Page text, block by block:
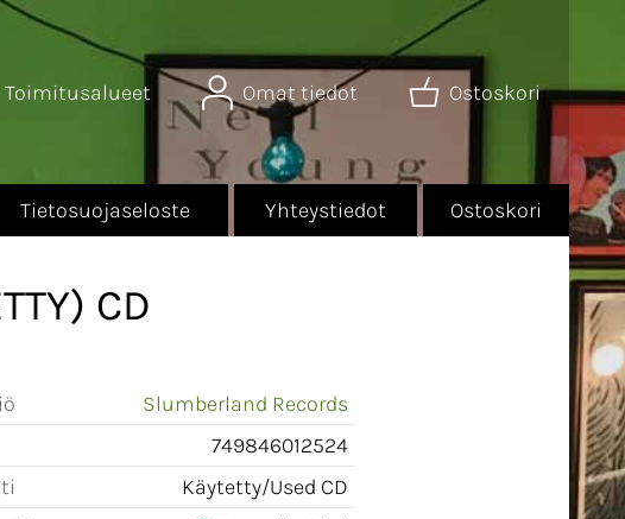
Toimitusalueet Omat tiedot Ostoskori
Tietosuojaseloste Yhteystiedot Ostoskori
CD
Slumberland Records
749846012524
Käytetty/Used CD